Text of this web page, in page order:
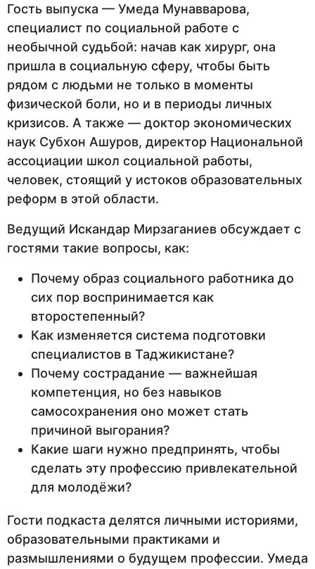
Гость выпуска — Умеда Мунавварова,
специалист по социальной работе с
необычной судьбой: начав как хирург, она
пришла в социальную сферу, чтобы быть
рядом с людьми не только в моменты
физической боли, но и в периоды личных
кризисов. А также — доктор экономических
наук Субхон Ашуров, директор Национальной
ассоциации школ социальной работы,
человек, стоящий у истоков образовательных
реформ в этой области.
Ведущий Искандар Мирзаганиев обсуждает с
гостями такие вопросы, как:
Почему образ социального работника до
сих пор воспринимается как
второстепенный?
Как изменяется система подготовки
специалистов в Таджикистане?
Почему сострадание — важнейшая
компетенция, но без навыков
самосохранения оно может стать
причиной выгорания?
Какие шаги нужно предпринять, чтобы
сделать эту профессию привлекательной
для молодёжи?
Гости подкаста делятся личными историями,
образовательными практиками и
размышлениями о будущем профессии. Умеда